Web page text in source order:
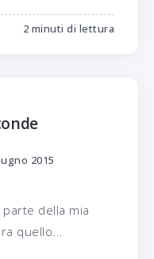
2 minuti di lettura
2015
della mia
quello...